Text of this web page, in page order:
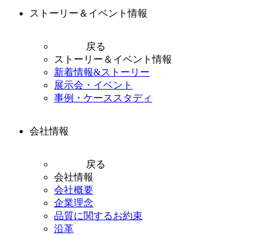
ストーリー＆イベント情報
戻る
ストーリー＆イベント情報
新着情報&ストーリー
展示会・イベント
事例・ケーススタディ
会社情報
戻る
会社情報
会社概要
企業理念
品質に関するお約束
沿革